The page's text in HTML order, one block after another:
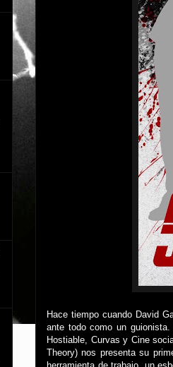
Hace tiempo cuando David
ante todo como un
Hostiable, Curvas y Cine
Theory) nos presenta su